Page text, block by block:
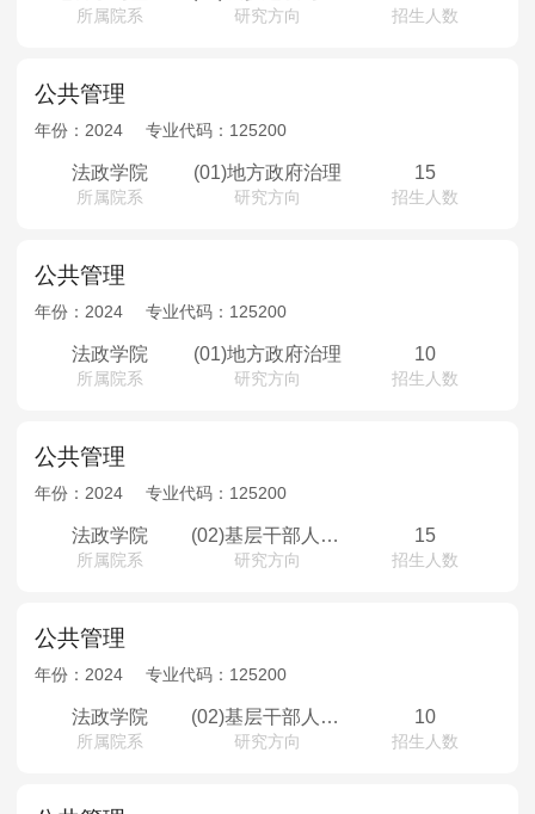
所属院系 研究方向 招生人数
公共管理
年份： 2024 专业代码： 125200
法政学院
所属院系
(01)地方政府治理
研究方向
15
招生人数
公共管理
年份： 2024 专业代码： 125200
法政学院
所属院系
(01)地方政府治理
研究方向
10
招生人数
公共管理
年份： 2024 专业代码： 125200
法政学院
所属院系
(02)基层干部人事管理
研究方向
15
招生人数
公共管理
年份： 2024 专业代码： 125200
法政学院
所属院系
(02)基层干部人事管理
研究方向
10
招生人数